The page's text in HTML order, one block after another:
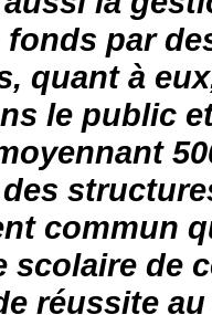
fonds par
quant à
le public
commun
scolaire de
réussite